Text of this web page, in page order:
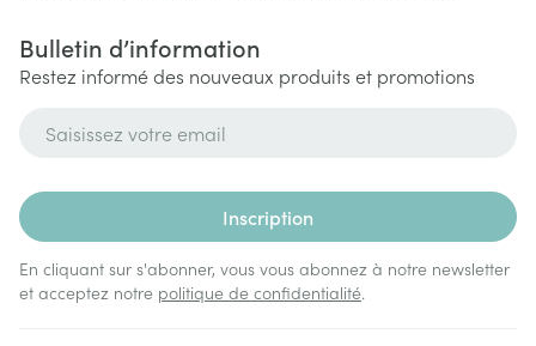
Bulletin d’information
Restez informé des nouveaux produits et promotions
Inscription
En cliquant sur s'abonner, vous vous abonnez à notre newsletter
et acceptez notre politique de confidentialité.